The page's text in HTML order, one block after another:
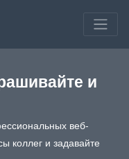
и
веб-
коллег и задавайте